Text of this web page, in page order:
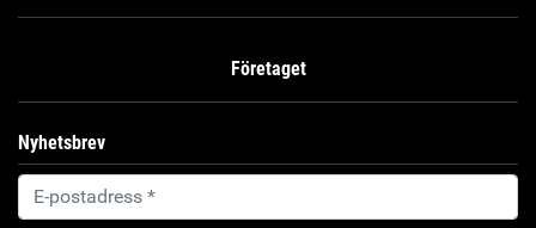
Företaget
Nyhetsbrev